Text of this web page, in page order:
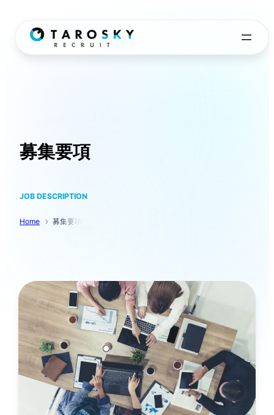
募集要項
JOB DESCRIPTION
Home 募集要項